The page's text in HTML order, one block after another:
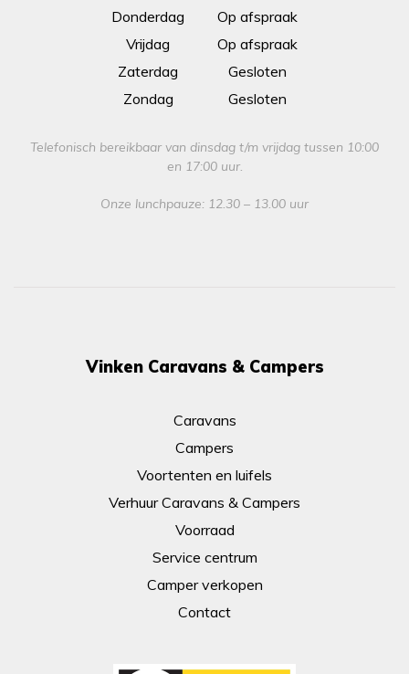
Donderdag
Vrijdag
Zaterdag
Zondag
Op afspraak
Op afspraak
Gesloten
Gesloten
Telefonisch bereikbaar van dinsdag t/m vrijdag tussen 10:00
en 17:00 uur.
Onze lunchpauze: 12.30 – 13.00 uur
Vinken Caravans & Campers
Caravans
Campers
Voortenten en luifels
Verhuur Caravans & Campers
Voorraad
Service centrum
Camper verkopen
Contact